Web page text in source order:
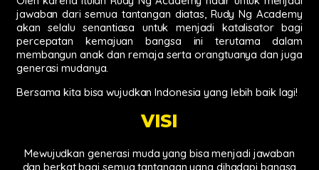
jawaban dari semua tantangan diatas, Rudy Ng Academy
akan selalu senantiasa untuk menjadi katalisator bagi
percepatan kemajuan bangsa ini terutama dalam
membangun anak dan remaja serta orangtuanya dan juga
generasi mudanya.
Bersama kita bisa wujudkan Indonesia yang lebih baik lagi!
VISI
Mewujudkan generasi muda yang bisa menjadi jawaban
dan berkat bagi semua tantangan yang dihadapi bangsa